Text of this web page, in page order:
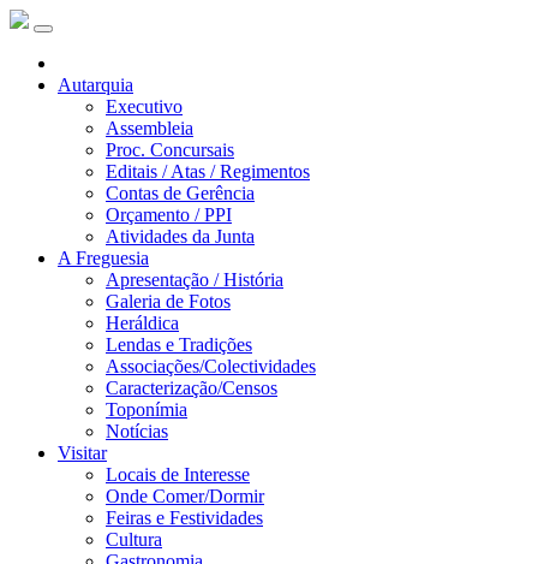
Autarquia
Executivo
Assembleia
Proc. Concursais
Editais / Atas / Regimentos
Contas de Gerência
Orçamento / PPI
Atividades da Junta
A Freguesia
Apresentação / História
Galeria de Fotos
Heráldica
Lendas e Tradições
Associações/Colectividades
Caracterização/Censos
Toponímia
Notícias
Visitar
Locais de Interesse
Onde Comer/Dormir
Feiras e Festividades
Cultura